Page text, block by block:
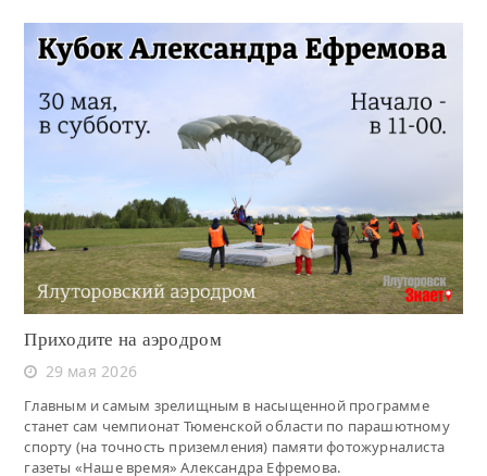
Читать
Приходите на аэродром
29 мая 2026
Главным и самым зрелищным в насыщенной программе
станет сам чемпионат Тюменской области по парашютному
спорту (на точность приземления) памяти фотожурналиста
газеты «Наше время» Александра Ефремова.